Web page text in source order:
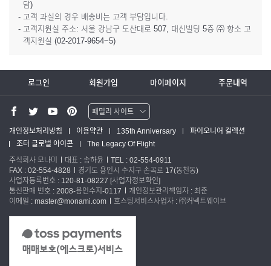
담)
- 고객 과실의 경우 배송비는 고객 부담입니다.
- 고객지원실 주소: 서울 강남구 도산대로 507, 대신빌딩 5층 ㈜ 항소 고
객지원실 (02-2017-9654~5)
로그인 회원가입 마이페이지 주문내역
패밀리 사이트
워터맨 쇼핑몰
파카 글로벌
개인정보처리방침 이용약관 135th Anniversary
파이오니어 컬렉션
조터 글로벌 아이콘
The Legacy Of Flight
주식회사 모나미
대표 : 송하윤
TEL : 02-554-0911
FAX : 02-554-4828
경기도 용인시 수지구 손곡로 17(동천동)
사업자등록번호 : 120-81-08227 [사업자정보확인]
통신판매 번호 : 2008-용인수지-0117
개인정보관리책임자 : 최준
이메일 : master@monami.com
호스팅서비스사업자 : ㈜커넥트웨이브